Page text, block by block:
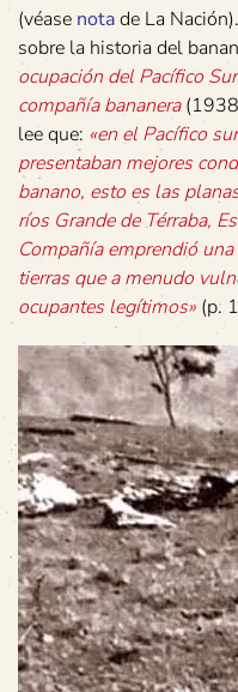
(véase notade La
sobre la historia del
ocupación del Pacífico
compañía bananera
lee que: «en el Pacífico
presentaban mejores
banano, esto es las
ríos Grande de Térraba,
Compañía emprendió
tierras que a menudo
ocupantes legítimos» (p.